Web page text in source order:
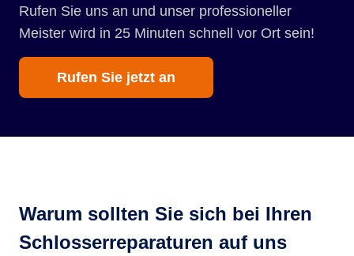
Rufen Sie uns an und unser professioneller
Meister wird in 25 Minuten schnell vor Ort sein!
Rufen Sie jetzt an
Warum sollten Sie sich bei Ihren
Schlosserreparaturen auf uns